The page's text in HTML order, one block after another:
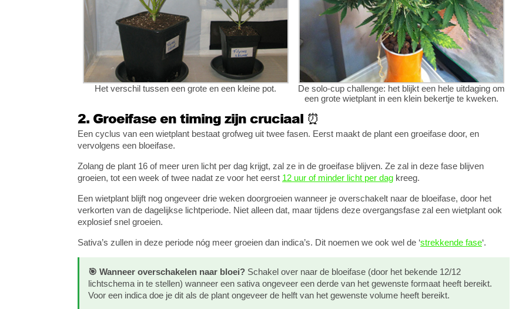
Het verschil tussen een grote en een kleine pot.
De solo-cup challenge: het blijkt een hele uitdaging om
een grote wietplant in een klein bekertje te kweken.
2. Groeifase en timing zijn cruciaal ⏰
Een cyclus van een wietplant bestaat grofweg uit twee fasen. Eerst maakt de plant een groeifase door, en
vervolgens een bloeifase.
Zolang de plant 16 of meer uren licht per dag krijgt, zal ze in de groeifase blijven. Ze zal in deze fase blijven
groeien, tot een week of twee nadat ze voor het eerst 12 uur of minder licht per dag kreeg.
Een wietplant blijft nog ongeveer drie weken doorgroeien wanneer je overschakelt naar de bloeifase, door het
verkorten van de dagelijkse lichtperiode. Niet alleen dat, maar tijdens deze overgangsfase zal een wietplant ook
explosief snel groeien.
Sativa’s zullen in deze periode nóg meer groeien dan indica’s. Dit noemen we ook wel de ‘strekkende fase‘.
🎯 Wanneer overschakelen naar bloei? Schakel over naar de bloeifase (door het bekende 12/12
lichtschema in te stellen) wanneer een sativa ongeveer een derde van het gewenste formaat heeft bereikt.
Voor een indica doe je dit als de plant ongeveer de helft van het gewenste volume heeft bereikt.